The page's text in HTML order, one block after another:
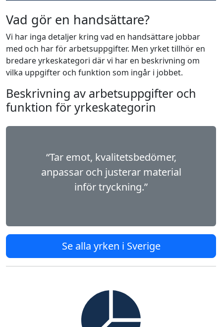
Vad gör en handsättare?
Vi har inga detaljer kring vad en handsättare jobbar
med och har för arbetsuppgifter. Men yrket tillhör en
bredare yrkeskategori där vi har en beskrivning om
vilka uppgifter och funktion som ingår i jobbet.
Beskrivning av arbetsuppgifter och
funktion för yrkeskategorin
“Tar emot, kvalitetsbedömer,
anpassar och justerar material
inför tryckning.”
Se alla yrken i Sverige